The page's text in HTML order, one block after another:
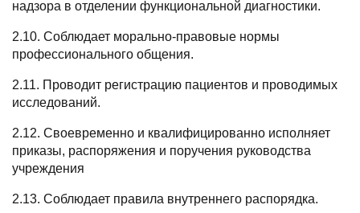
надзора в отделении функциональной диагностики.
2.10. Соблюдает морально-правовые нормы
профессионального общения.
2.11. Проводит регистрацию пациентов и проводимых
исследований.
2.12. Своевременно и квалифицированно исполняет
приказы, распоряжения и поручения руководства
учреждения
2.13. Соблюдает правила внутреннего распорядка.